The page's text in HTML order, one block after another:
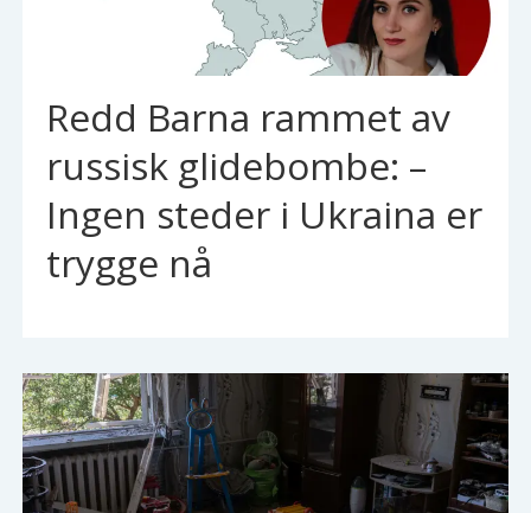
Redd Barna rammet av
russisk glidebombe: –
Ingen steder i Ukraina er
trygge nå